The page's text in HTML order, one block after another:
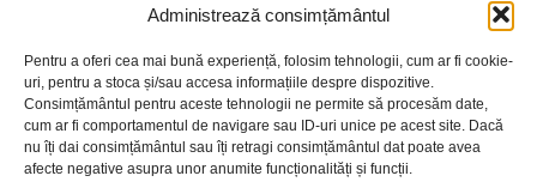
Administrează consimțământul
Pentru a oferi cea mai bună experiență, folosim tehnologii, cum ar fi cookie-
uri, pentru a stoca și/sau accesa informațiile despre dispozitive.
Consimțământul pentru aceste tehnologii ne permite să procesăm date,
cum ar fi comportamentul de navigare sau ID-uri unice pe acest site. Dacă
nu îți dai consimțământul sau îți retragi consimțământul dat poate avea
afecte negative asupra unor anumite funcționalități și funcții.
Informații pentru adolescenți
Informații pentru adulți
Informații pentru seniori